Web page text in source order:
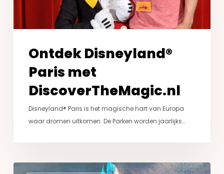
Ontdek Disneyland®
Paris met
DiscoverTheMagic.nl
Disneyland® Paris is het magische hart van Europa
waar dromen uitkomen. De Parken worden jaarlijks…
World